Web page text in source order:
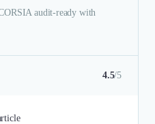
audit-ready with
4.5/5